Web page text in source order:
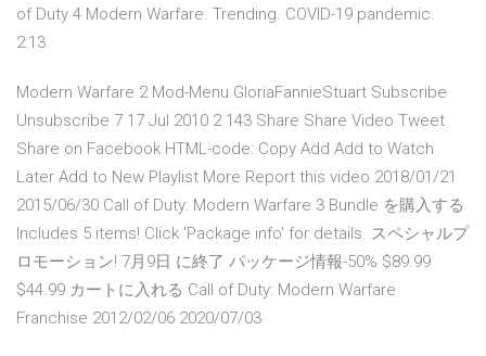
of Duty 4 Modern Warfare. Trending. COVID-19 pandemic.
2:13.
Modern Warfare 2 Mod-Menu GloriaFannieStuart Subscribe
Unsubscribe 7 17 Jul 2010 2 143 Share Share Video Tweet
Share on Facebook HTML-code: Copy Add Add to Watch
Later Add to New Playlist More Report this video 2018/01/21
2015/06/30 Call of Duty: Modern Warfare 3 Bundle を購入する
Includes 5 items! Click 'Package info' for details. スペシャルプ
ロモーション! 7月9日 に終了 パッケージ情報-50% $89.99
$44.99 カートに入れる Call of Duty: Modern Warfare
Franchise 2012/02/06 2020/07/03